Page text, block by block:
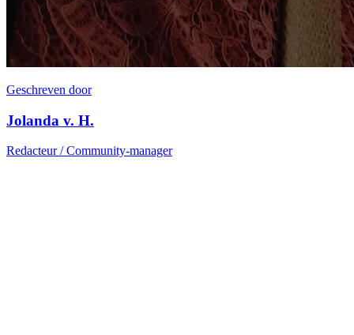
Geschreven door
Jolanda v. H.
Redacteur / Community-manager